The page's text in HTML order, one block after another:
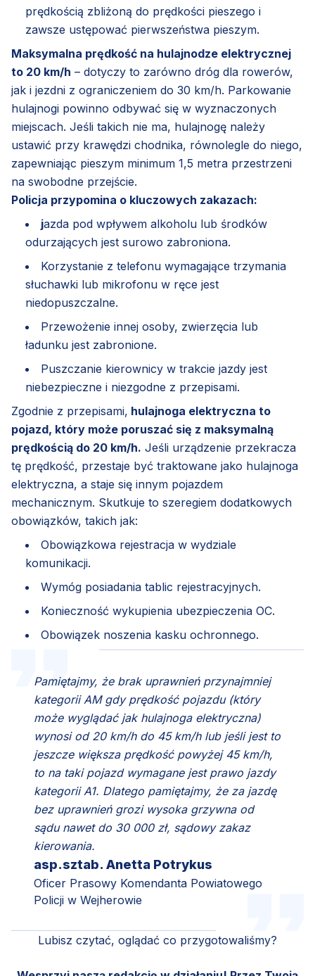
prędkością zbliżoną do prędkości pieszego i
zawsze ustępować pierwszeństwa pieszym.
Maksymalna prędkość na hulajnodze elektrycznej
to 20 km/h – dotyczy to zarówno dróg dla rowerów,
jak i jezdni z ograniczeniem do 30 km/h. Parkowanie
hulajnogi powinno odbywać się w wyznaczonych
miejscach. Jeśli takich nie ma, hulajnogę należy
ustawić przy krawędzi chodnika, równolegle do niego,
zapewniając pieszym minimum 1,5 metra przestrzeni
na swobodne przejście.
Policja przypomina o kluczowych zakazach:
jazda pod wpływem alkoholu lub środków
odurzających jest surowo zabroniona.
Korzystanie z telefonu wymagające trzymania
słuchawki lub mikrofonu w ręce jest
niedopuszczalne.
Przewożenie innej osoby, zwierzęcia lub
ładunku jest zabronione.
Puszczanie kierownicy w trakcie jazdy jest
niebezpieczne i niezgodne z przepisami.
Zgodnie z przepisami, hulajnoga elektryczna to
pojazd, który może poruszać się z maksymalną
prędkością do 20 km/h. Jeśli urządzenie przekracza
tę prędkość, przestaje być traktowane jako hulajnoga
elektryczna, a staje się innym pojazdem
mechanicznym. Skutkuje to szeregiem dodatkowych
obowiązków, takich jak:
Obowiązkowa rejestracja w wydziale
komunikacji.
Wymóg posiadania tablic rejestracyjnych.
Konieczność wykupienia ubezpieczenia OC.
Obowiązek noszenia kasku ochronnego.
Pamiętajmy, że brak uprawnień przynajmniej
kategorii AM gdy prędkość pojazdu (który
może wyglądać jak hulajnoga elektryczna)
wynosi od 20 km/h do 45 km/h lub jeśli jest to
jeszcze większa prędkość powyżej 45 km/h,
to na taki pojazd wymagane jest prawo jazdy
kategorii A1. Dlatego pamiętajmy, że za jazdę
bez uprawnień grozi wysoka grzywna od
sądu nawet do 30 000 zł, sądowy zakaz
kierowania.
asp.sztab. Anetta Potrykus
Oficer Prasowy Komendanta Powiatowego
Policji w Wejherowie
Lubisz czytać, oglądać co przygotowaliśmy?